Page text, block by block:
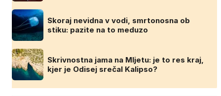
Skoraj nevidna v vodi, smrtonosna ob
stiku: pazite na to meduzo
Skrivnostna jama na Mljetu: je to res kraj,
kjer je Odisej srečal Kalipso?